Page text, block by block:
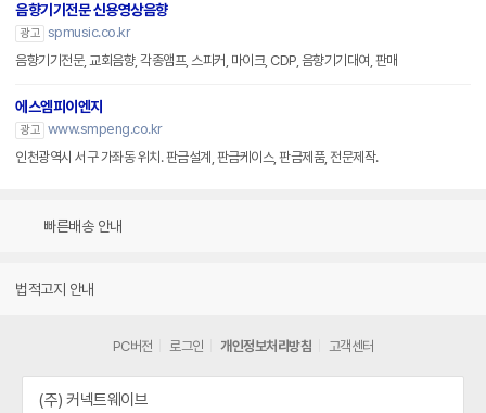
음향기기전문 신용영상음향
광고 spmusic.co.kr
음향기기전문, 교회음향, 각종앰프, 스피커, 마이크, CDP, 음향기기대여, 판매
에스엠피이엔지
광고 www.smpeng.co.kr
인천광역시 서구 가좌동 위치. 판금설계, 판금케이스, 판금제품, 전문제작.
빠른배송 안내
법적고지 안내
PC버전 로그인 개인정보처리방침 고객센터
(주) 커넥트웨이브